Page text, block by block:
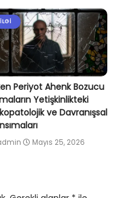
Periyot Ahenk Bozucu
Yetişkinlikteki
ve Davranışsal
Mayıs 25, 2026